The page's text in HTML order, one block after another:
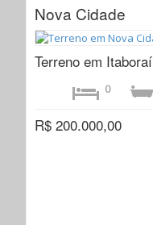
Nova Cidade
Terreno em Itaboraí
0
R$ 200.000,00